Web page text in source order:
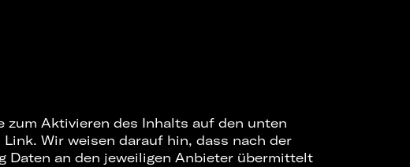
zum Aktivieren des Inhalts auf den unten
Link. Wir weisen darauf hin, dass nach der
Daten an den jeweiligen Anbieter übermittelt